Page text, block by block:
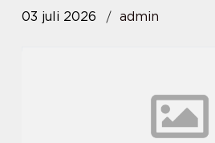
03 juli 2026 admin